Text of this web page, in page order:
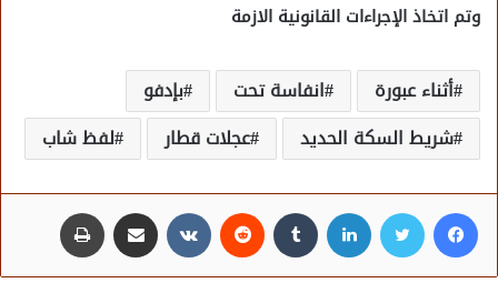
وتم اتخاذ الإجراءات القانونية الازمة
أثناء عبورة انفاسة تحت
بإدفو
شريط السكة الحديد
عجلات قطار لفظ شاب
فيسبوك تويتر لينكدإن مشاركة عبر البريد